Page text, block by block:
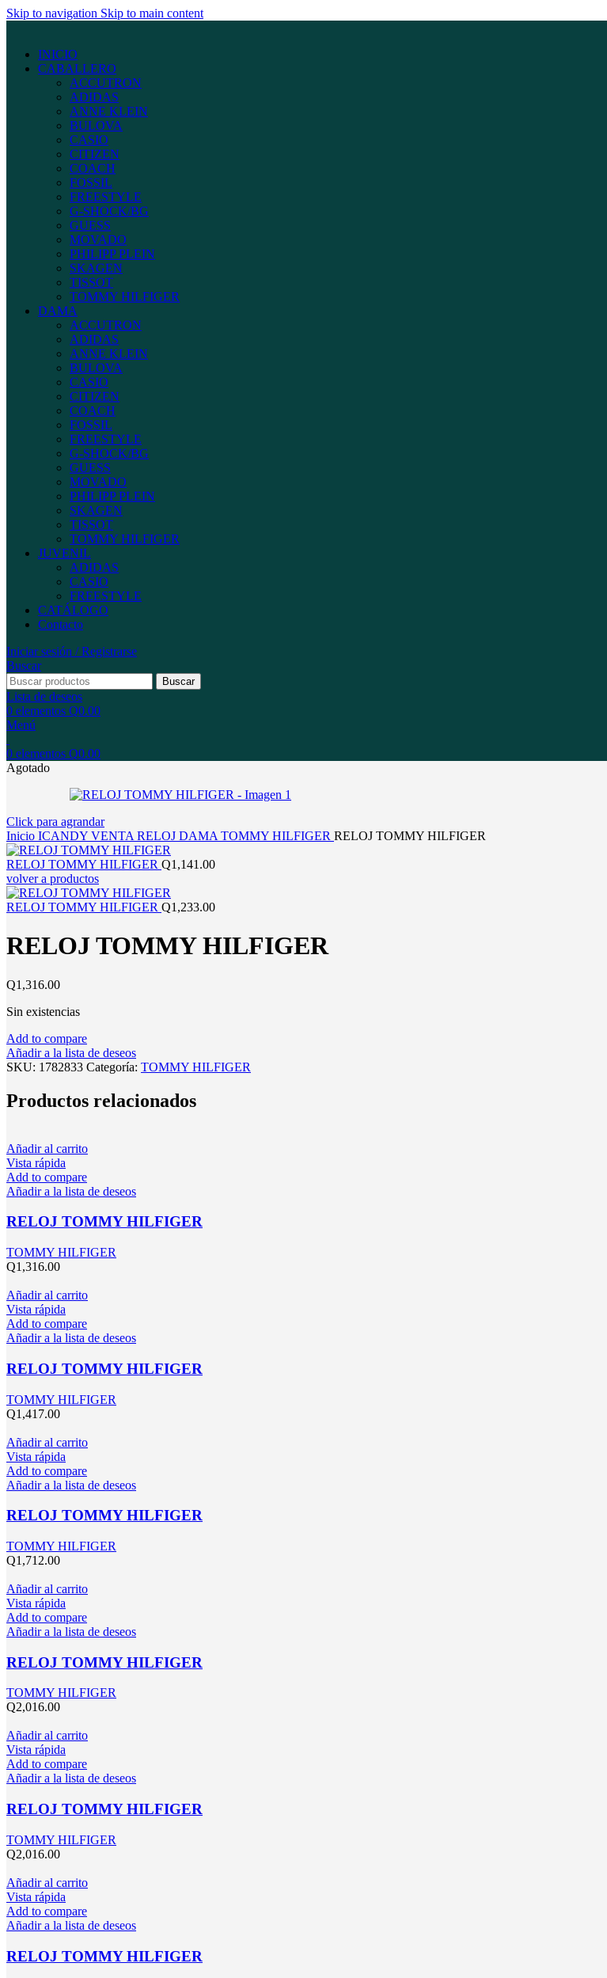
Skip to navigation Skip to main content
INICIO
CABALLERO
ACCUTRON
ADIDAS
ANNE KLEIN
BULOVA
CASIO
CITIZEN
COACH
FOSSIL
FREESTYLE
G-SHOCK/BG
GUESS
MOVADO
PHILIPP PLEIN
SKAGEN
TISSOT
TOMMY HILFIGER
DAMA
ACCUTRON
ADIDAS
ANNE KLEIN
BULOVA
CASIO
CITIZEN
COACH
FOSSIL
FREESTYLE
G-SHOCK/BG
GUESS
MOVADO
PHILIPP PLEIN
SKAGEN
TISSOT
TOMMY HILFIGER
JUVENIL
ADIDAS
CASIO
FREESTYLE
CATÁLOGO
Contacto
Iniciar sesión / Registrarse
Buscar
Buscar
Lista de deseos
0 elementos Q0.00
Menú
0 elementos Q0.00
Agotado
Click para agrandar
Inicio ICANDY VENTA RELOJ DAMA TOMMY HILFIGER RELOJ TOMMY HILFIGER
RELOJ TOMMY HILFIGER Q1,141.00
volver a productos
RELOJ TOMMY HILFIGER Q1,233.00
RELOJ TOMMY HILFIGER
Q1,316.00
Sin existencias
Add to compare
Añadir a la lista de deseos
SKU: 1782833 Categoría: TOMMY HILFIGER
Productos relacionados
Añadir al carrito
Vista rápida
Add to compare
Añadir a la lista de deseos
RELOJ TOMMY HILFIGER
TOMMY HILFIGER
Q1,316.00
Añadir al carrito
Vista rápida
Add to compare
Añadir a la lista de deseos
RELOJ TOMMY HILFIGER
TOMMY HILFIGER
Q1,417.00
Añadir al carrito
Vista rápida
Add to compare
Añadir a la lista de deseos
RELOJ TOMMY HILFIGER
TOMMY HILFIGER
Q1,712.00
Añadir al carrito
Vista rápida
Add to compare
Añadir a la lista de deseos
RELOJ TOMMY HILFIGER
TOMMY HILFIGER
Q2,016.00
Añadir al carrito
Vista rápida
Add to compare
Añadir a la lista de deseos
RELOJ TOMMY HILFIGER
TOMMY HILFIGER
Q2,016.00
Añadir al carrito
Vista rápida
Add to compare
Añadir a la lista de deseos
RELOJ TOMMY HILFIGER